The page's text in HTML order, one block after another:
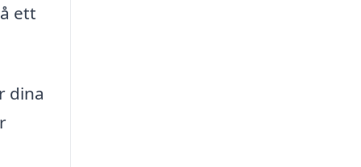
ett
dina